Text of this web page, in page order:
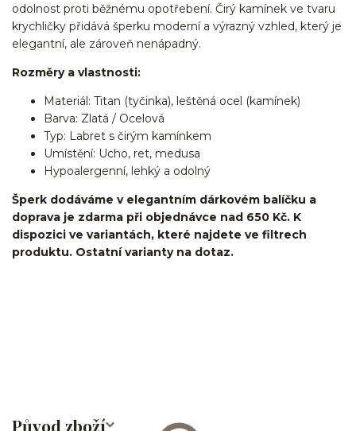
odolnost proti běžnému opotřebení. Čirý kamínek ve tvaru
krychličky přidává šperku moderní a výrazný vzhled, který je
elegantní, ale zároveň nenápadný.
Rozměry a vlastnosti:
Materiál: Titan (tyčinka), leštěná ocel (kamínek)
Barva: Zlatá / Ocelová
Typ: Labret s čirým kamínkem
Umístění: Ucho, ret, medusa
Hypoalergenní, lehký a odolný
Šperk dodáváme v elegantním dárkovém balíčku a
doprava je zdarma při objednávce nad 650 Kč. K
dispozici ve variantách, které najdete ve filtrech
produktu. Ostatní varianty na dotaz.
Původ zboží